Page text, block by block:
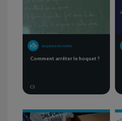
SÉQUENCE D'ACTIVITÉS
Comment arrêter le hoquet ?
C3